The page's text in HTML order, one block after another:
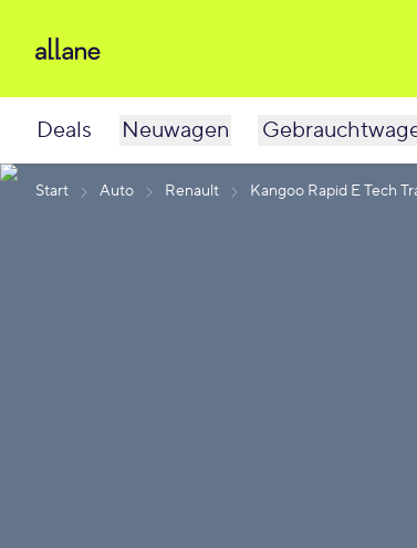
Deals Neuwagen
Start Auto Renault Kangoo Rapid E Tech